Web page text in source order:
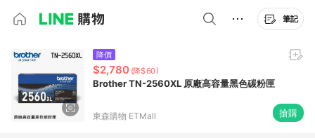
筆記
降價
$2,780 (降$60)
Brother TN-2560XL 原廠高容量黑色碳粉匣
東森購物 ETMall 搶購